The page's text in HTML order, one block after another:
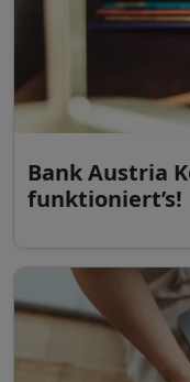
Bank Austria
funktioniert’s!